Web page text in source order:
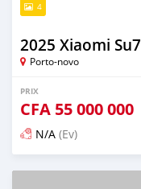
4
2025 Xiaomi Su7
Porto-novo
PRIX
CFA 55 000 000
N/A (Ev)
Publié il y a plus d'un an